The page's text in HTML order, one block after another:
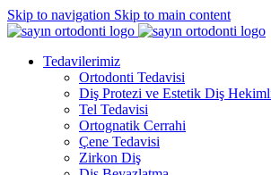
Skip to navigation Skip to main content
Tedavilerimiz
Ortodonti Tedavisi
Diş Protezi ve Estetik Diş
Tel Tedavisi
Ortognatik Cerrahi
Çene Tedavisi
Zirkon Diş